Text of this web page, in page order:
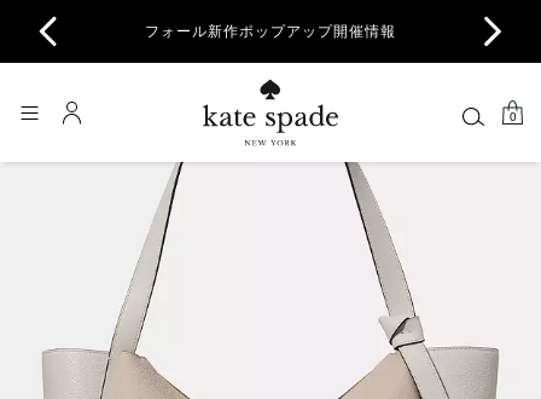
フォール新作ポップアップ開催情報
0